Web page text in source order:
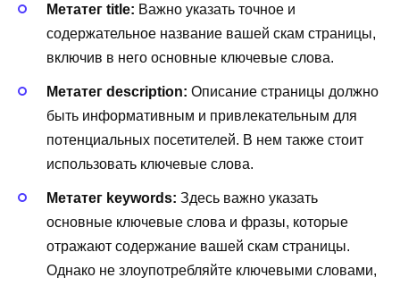
Метатег title: Важно указать точное и
содержательное название вашей скам страницы,
включив в него основные ключевые слова.
Метатег description: Описание страницы должно
быть информативным и привлекательным для
потенциальных посетителей. В нем также стоит
использовать ключевые слова.
Метатег keywords: Здесь важно указать
основные ключевые слова и фразы, которые
отражают содержание вашей скам страницы.
Однако не злоупотребляйте ключевыми словами,